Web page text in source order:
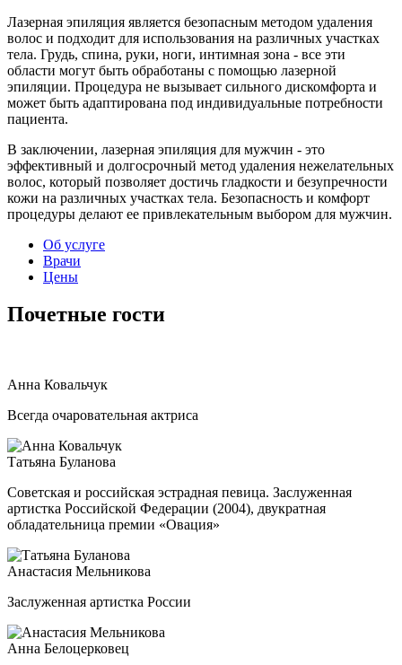
Лазерная эпиляция является безопасным методом удаления
волос и подходит для использования на различных участках
тела. Грудь, спина, руки, ноги, интимная зона - все эти
области могут быть обработаны с помощью лазерной
эпиляции. Процедура не вызывает сильного дискомфорта и
может быть адаптирована под индивидуальные потребности
пациента.
В заключении, лазерная эпиляция для мужчин - это
эффективный и долгосрочный метод удаления нежелательных
волос, который позволяет достичь гладкости и безупречности
кожи на различных участках тела. Безопасность и комфорт
процедуры делают ее привлекательным выбором для мужчин.
Об услуге
Врачи
Цены
Почетные гости
Анна Ковальчук
Всегда очаровательная актриса
Татьяна Буланова
Советская и российская эстрадная певица. Заслуженная
артистка Российской Федерации (2004), двукратная
обладательница премии «Овация»
Анастасия Мельникова
Заслуженная артистка России
Анна Белоцерковец